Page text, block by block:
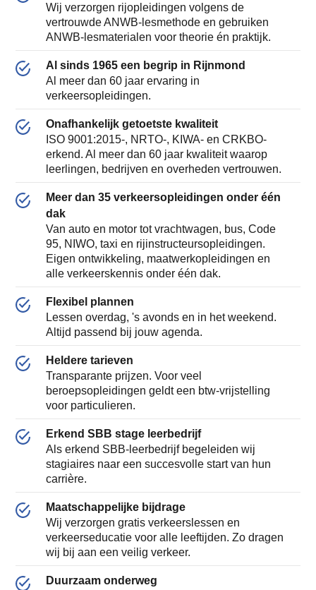
Wij verzorgen rijopleidingen volgens de
vertrouwde ANWB-lesmethode en gebruiken
ANWB-lesmaterialen voor theorie én praktijk.
Al sinds 1965 een begrip in Rijnmond
Al meer dan 60 jaar ervaring in
verkeersopleidingen.
Onafhankelijk getoetste kwaliteit
ISO 9001:2015-, NRTO-, KIWA- en CRKBO-
erkend. Al meer dan 60 jaar kwaliteit waarop
leerlingen, bedrijven en overheden vertrouwen.
Meer dan 35 verkeersopleidingen onder één
dak
Van auto en motor tot vrachtwagen, bus, Code
95, NIWO, taxi en rijinstructeursopleidingen.
Eigen ontwikkeling, maatwerkopleidingen en
alle verkeerskennis onder één dak.
Flexibel plannen
Lessen overdag, 's avonds en in het weekend.
Altijd passend bij jouw agenda.
Heldere tarieven
Transparante prijzen. Voor veel
beroepsopleidingen geldt een btw-vrijstelling
voor particulieren.
Erkend SBB stage leerbedrijf
Als erkend SBB-leerbedrijf begeleiden wij
stagiaires naar een succesvolle start van hun
carrière.
Maatschappelijke bijdrage
Wij verzorgen gratis verkeerslessen en
verkeerseducatie voor alle leeftijden. Zo dragen
wij bij aan een veilig verkeer.
Duurzaam onderweg